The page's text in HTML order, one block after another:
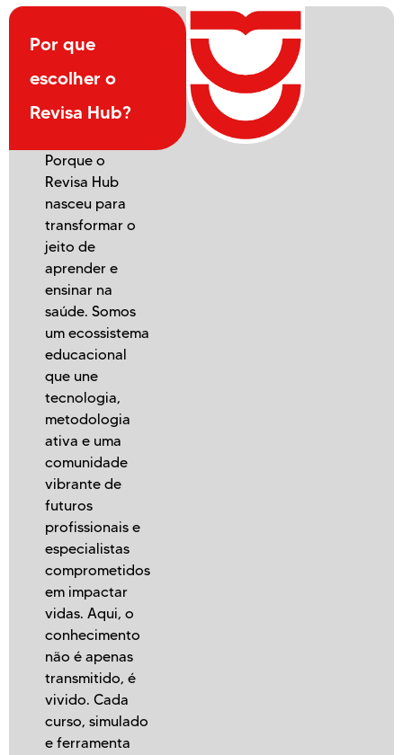
Por que
escolher o
Revisa Hub?
Porque o
Revisa Hub
nasceu para
transformar o
jeito de
aprender e
ensinar na
saúde. Somos
um ecossistema
educacional
que une
tecnologia,
metodologia
ativa e uma
comunidade
vibrante de
futuros
profissionais e
especialistas
comprometidos
em impactar
vidas. Aqui, o
conhecimento
não é apenas
transmitido, é
vivido. Cada
curso, simulado
e ferramenta